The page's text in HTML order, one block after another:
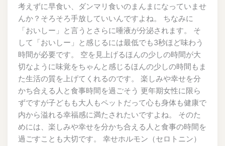
考えずに早食い、ダンマリ食いのまんまになっていませ
んか？そろそろ手放していいんですよね。 ちなみに
「おいしー」と言うとさらに唾液が分泌されます。 そ
して「おいしー」と感じるには最低でも3秒ほど味わう
時間が必要です。 空を見上げるほんの少しの時間が大
切なように味覚をちゃんと感じるほんの少しの時間もま
た生活の質を上げてくれるのです。 楽しみや幸せを分
かち合える人と食事時間を過ごそう 更年期女性に限ら
ずですが子どもも大人もペットだって心も身体も健康で
内から溢れる幸福感に満たされたいですよね。 そのた
めには、楽しみや幸せを分かち合える人と食事の時間を
過ごすことも大切です。 幸せホルモン（セロトニン）